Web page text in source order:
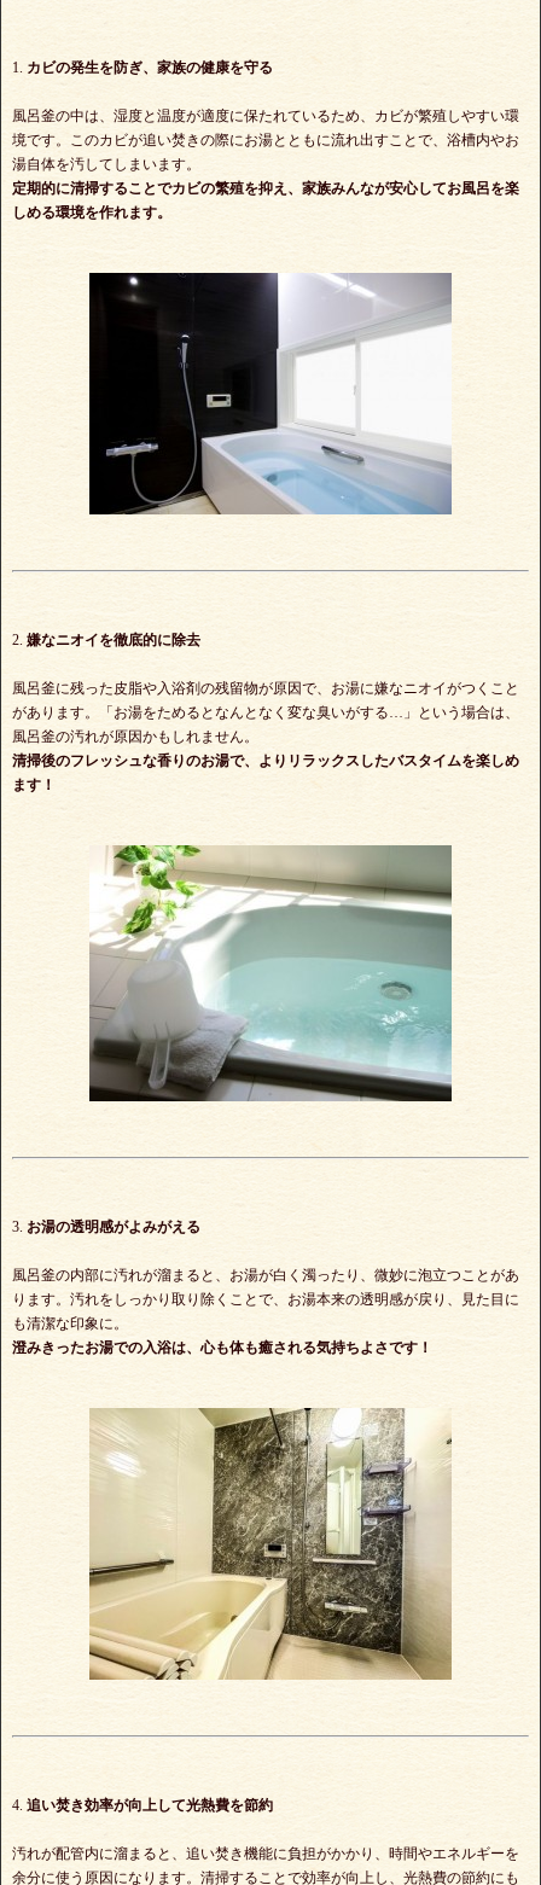
1. カビの発生を防ぎ、家族の健康を守る
風呂釜の中は、湿度と温度が適度に保たれているため、カビが繁殖しやすい環
境です。このカビが追い焚きの際にお湯とともに流れ出すことで、浴槽内やお
湯自体を汚してしまいます。
定期的に清掃することでカビの繁殖を抑え、家族みんなが安心してお風呂を楽
しめる環境を作れます。
2. 嫌なニオイを徹底的に除去
風呂釜に残った皮脂や入浴剤の残留物が原因で、お湯に嫌なニオイがつくこと
があります。「お湯をためるとなんとなく変な臭いがする…」という場合は、
風呂釜の汚れが原因かもしれません。
清掃後のフレッシュな香りのお湯で、よりリラックスしたバスタイムを楽しめ
ます！
3. お湯の透明感がよみがえる
風呂釜の内部に汚れが溜まると、お湯が白く濁ったり、微妙に泡立つことがあ
ります。汚れをしっかり取り除くことで、お湯本来の透明感が戻り、見た目に
も清潔な印象に。
澄みきったお湯での入浴は、心も体も癒される気持ちよさです！
4. 追い焚き効率が向上して光熱費を節約
汚れが配管内に溜まると、追い焚き機能に負担がかかり、時間やエネルギーを
余分に使う原因になります。清掃することで効率が向上し、光熱費の節約にも